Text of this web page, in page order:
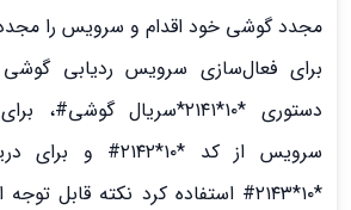
مجدد گوشی خود اقدام و سرویس را
برای فعال‌سازی سرویس ردیابی
دستوری *۱۰*۲۱۴۱*سریال
سرویس از کد
*۱۰*۲۱۴۳# استفاده کرد نکته قابل